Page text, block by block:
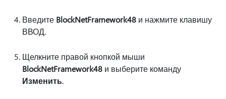
Введите BlockNetFramework48 и нажмите клавишу
ВВОД.
Щелкните правой кнопкой мыши
BlockNetFramework48 и выберите команду
Изменить.